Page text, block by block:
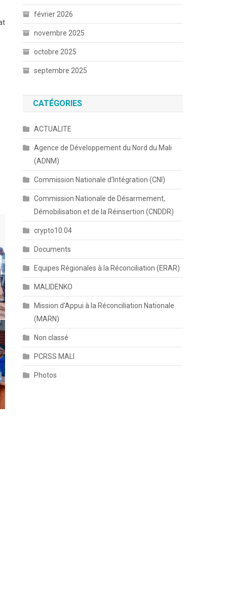
février 2026
novembre 2025
octobre 2025
septembre 2025
CATÉGORIES
ACTUALITE
Agence de Développement du Nord du Mali
(ADNM)
Commission Nationale d'Intégration (CNI)
Commission Nationale de Désarmement,
Démobilisation et de la Réinsertion (CNDDR)
crypto10.04
Documents
Equipes Régionales à la Réconciliation (ERAR)
MALIDENKO
Mission d'Appui à la Réconciliation Nationale
(MARN)
Non classé
PCRSS MALI
Photos